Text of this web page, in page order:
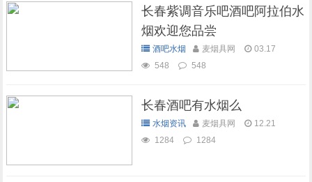
长春紫调音乐吧酒吧阿拉伯水
烟欢迎您品尝
酒吧水烟 麦烟具网
03.17
548
548
长春酒吧有水烟么
水烟资讯 麦烟具网
12.21
1284
1284